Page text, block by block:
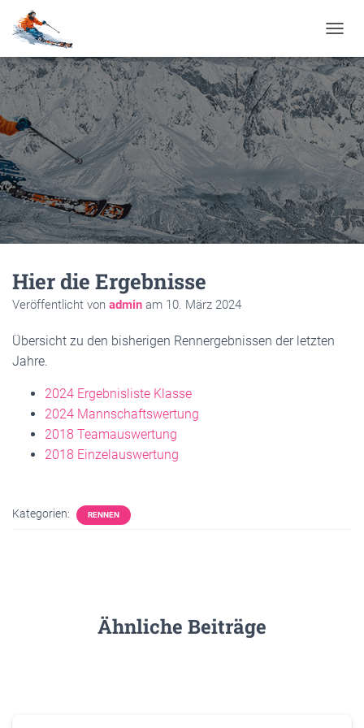
A
V
I
G
A
T
O
U
M
S
C
Hier die Ergebnisse
Veröffentlicht von admin am 10. März 2024
Übersicht zu den bisherigen Rennergebnissen der letzten
Jahre.
2024 Ergebnisliste Klasse
2024 Mannschaftswertung
2018 Teamauswertung
2018 Einzelauswertung
Kategorien: RENNEN
Ähnliche Beiträge